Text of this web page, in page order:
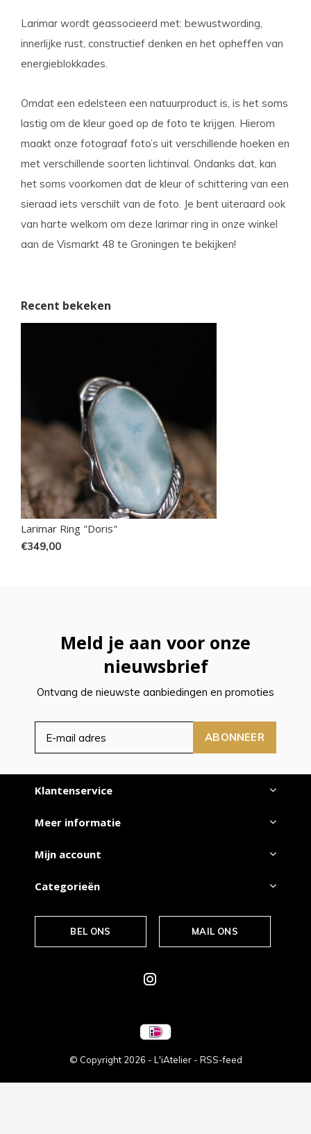
Larimar wordt geassocieerd met: bewustwording,
innerlijke rust, constructief denken en het opheffen van
energieblokkades.
Omdat een edelsteen een natuurproduct is, is het soms
lastig om de kleur goed op de foto te krijgen. Hierom
maakt onze fotograaf foto’s uit verschillende hoeken en
met verschillende soorten lichtinval. Ondanks dat, kan
het soms voorkomen dat de kleur of schittering van een
sieraad iets verschilt van de foto. Je bent uiteraard ook
van harte welkom om deze larimar ring in onze winkel
aan de Vismarkt 48 te Groningen te bekijken!
Recent bekeken
Larimar Ring "Doris"
€349,00
Meld je aan voor onze
nieuwsbrief
Ontvang de nieuwste aanbiedingen en promoties
ABONNEER
Klantenservice
Meer informatie
Mijn account
Categorieën
BEL ONS MAIL ONS
© Copyright 2026 - L'iAtelier - RSS-feed